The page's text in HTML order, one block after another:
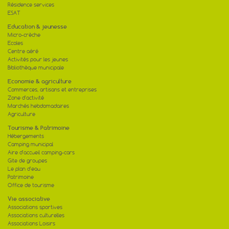
Résidence services
ESAT
Education & jeunesse
Micro-crèche
Ecoles
Centre aéré
Activités pour les jeunes
Bibliothèque municipale
Economie & agriculture
Commerces, artisans et entreprises
Zone d'activité
Marchés hebdomadaires
Agriculture
Tourisme & Patrimoine
Hébergements
Camping municipal
Aire d'accueil camping-cars
Gite de groupes
Le plan d'eau
Patrimoine
Office de tourisme
Vie associative
Associations sportives
Associations culturelles
Associations Loisirs